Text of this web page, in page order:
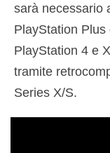
sarà necessario
PlayStation
PlayStation 4 e
tramite
Series X/S.